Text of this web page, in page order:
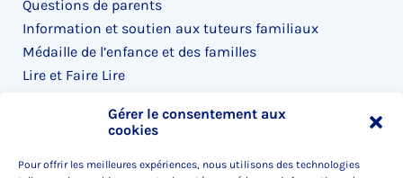
Gérer le consentement aux
cookies
Pour offrir les meilleures expériences, nous utilisons des technologies
Questions de parents
Information et soutien aux tuteurs familiaux
Médaille de l’enfance et des familles
Lire et Faire Lire
Accès rapide
L’Udaf recrute